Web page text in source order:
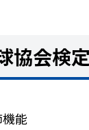
協会検
能